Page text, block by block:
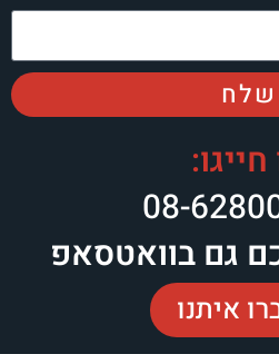
שלח
08-
גם בוואטסאפ
איתנו